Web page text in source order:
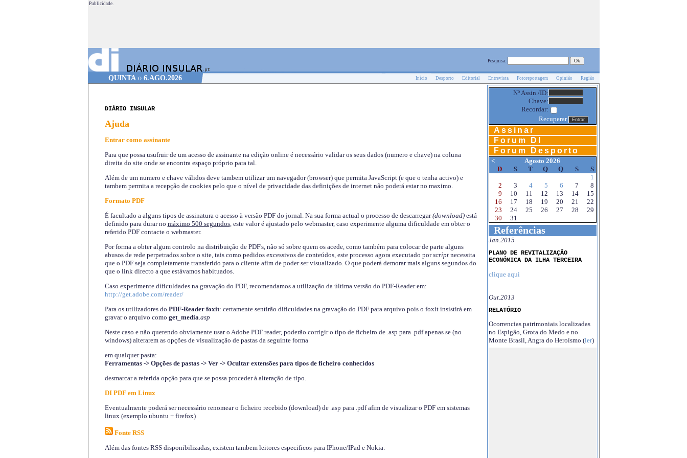
Publicidade.
Pesquisa:
QUINTA o 6.AGO.2026 Início Desporto Editorial Entrevista Fotoreportagem Opinião Região
DIÁRIO INSULAR
Ajuda
Entrar como assinante
Para que possa usufruir de um acesso de assinante na edição online é necessário validar os seus dados (numero e chave) na coluna
direita do site onde se encontra espaço próprio para tal.
Além de um numero e chave válidos deve tambem utilizar um navegador (browser) que permita JavaScript (e que o tenha activo) e
tambem permita a recepção de cookies pelo que o nível de privacidade das definições de internet não poderá estar no maximo.
Formato PDF
É facultado a alguns tipos de assinatura o acesso à versão PDF do jornal. Na sua forma actual o processo de descarregar(download)está
definido para durar no máximo 500 segundos, este valor é ajustado pelo webmaster, caso experimente alguma dificuldade em obter o
referido PDF contacte o webmaster.
Por forma a obter algum controlo na distribuição de PDF's, não só sobre quem os acede, como também para colocar de parte alguns
abusos de rede perpetrados sobre o site, tais como pedidos excessivos de conteúdos, este processo agora executado porscriptnecessita
que o PDF seja completamente transferido para o cliente afim de poder ser visualizado. O que poderá demorar mais alguns segundos do
que o link directo a que estávamos habituados.
Caso experimente díficuldades na gravação do PDF, recomendamos a utilização da última versão do PDF-Reader em:
http://get.adobe.com/reader/
Para os utilizadores do PDF-Reader foxit: certamente sentirão dificuldades na gravação do PDF para arquivo pois o foxit insistirá em
gravar o arquivo como get_media.asp
Neste caso e não querendo obviamente usar o Adobe PDF reader, poderão corrigir o tipo de ficheiro de .asp para .pdf apenas se (no
windows) alterarem as opções de visualização de pastas da seguinte forma
em qualquer pasta:
Ferramentas -> Opções de pastas -> Ver -> Ocultar extensões para tipos de ficheiro conhecidos
desmarcar a referida opção para que se possa proceder à alteração de tipo.
DI PDF em Linux
Eventualmente poderá ser necessário renomear o ficheiro recebido (download) de .asp para .pdf afim de visualizar o PDF em sistemas
linux (exemplo ubuntu + firefox)
Fonte RSS
Além das fontes RSS disponibilizadas, existem tambem leitores especificos para IPhone/IPad e Nokia.
Nº Assin./ID:
Chave:
Recordar:
Recuperar
Assinar
Forum DI
Forum Desporto
<
Agosto 2026
D
S T Q Q S
S
1
2
3 4 5 6 7
8
9
10 11 12 13 14
15
16
17 18 19 20 21
22
23
24 25 26 27 28
29
30
31
Referências
Jan.2015
PLANO DE REVITALIZAÇÃO
ECONÓMICA DA ILHA TERCEIRA
clique aqui
Out.2013
RELATÓRIO
Ocorrencias patrimoniais localizadas
no Espigão, Grota do Medo e no
Monte Brasil, Angra do Heroísmo (ler)